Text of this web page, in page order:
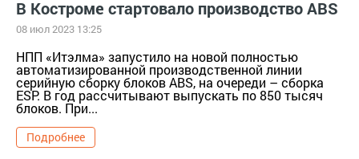
В Костроме стартовало производство ABS
08 июл 2023 13:25
НПП «Итэлма» запустило на новой полностью
автоматизированной производственной линии
серийную сборку блоков ABS, на очереди – сборка
ESP. В год рассчитывают выпускать по 850 тысяч
блоков. При...
Подробнее